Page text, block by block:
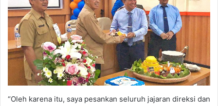
“Oleh karena itu, saya pesankan seluruh jajaran direksi dan